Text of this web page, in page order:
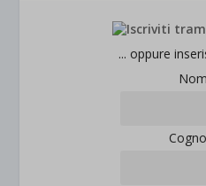
... oppure